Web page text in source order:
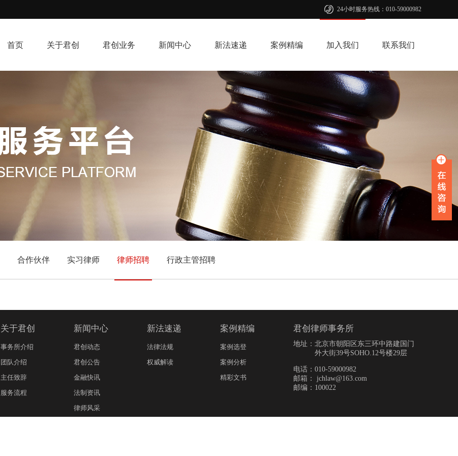
24小时服务热线：010-59000982
首页 关于君创 君创业务 新闻中心 新法速递 案例精编 加入我们 联系我们
合作伙伴 实习律师 律师招聘 行政主管招聘
关于君创
事务所介绍
团队介绍
主任致辞
服务流程
新闻中心
君创动态
君创公告
金融快讯
法制资讯
律师风采
新法速递
法律法规
权威解读
案例精编
案例选登
案例分析
精彩文书
君创律师事务所
地址： 北京市朝阳区东三环中路建国门
外大街39号SOHO.12号楼29层
电话：010-59000982
邮箱： jchlaw@163.com
邮编：100022